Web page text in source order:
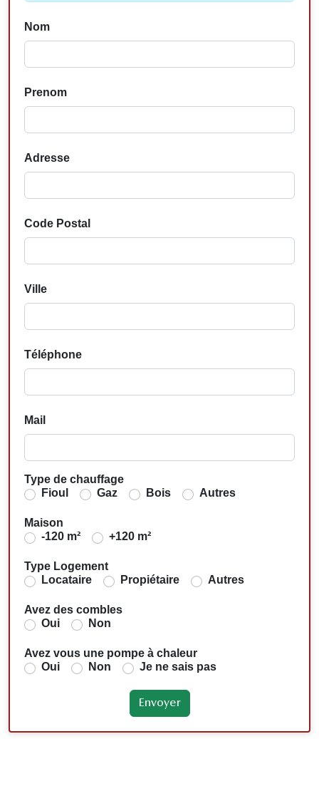
Nom
Prenom
Adresse
Code Postal
Ville
Téléphone
Mail
Type de chauffage
Fioul
Gaz Bois Autres
Maison
-120 m²
+120 m²
Type Logement
Locataire
Propiétaire Autres
Avez des combles
Oui
Non
Avez vous une pompe à chaleur
Oui
Non Je ne sais pas